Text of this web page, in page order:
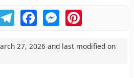
TelegramFacebookMessengerPinterest
27, 2026 and last modified on